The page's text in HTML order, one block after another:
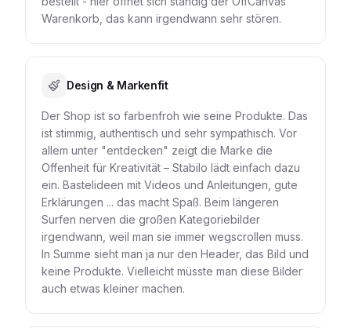
Warenkorb, das kann irgendwann sehr stören.
Design & Markenfit
Der Shop ist so farbenfroh wie seine Produkte. Das
ist stimmig, authentisch und sehr sympathisch. Vor
allem unter "entdecken" zeigt die Marke die
Offenheit für Kreativität – Stabilo lädt einfach dazu
ein. Bastelideen mit Videos und Anleitungen, gute
Erklärungen ... das macht Spaß. Beim längeren
Surfen nerven die großen Kategoriebilder
irgendwann, weil man sie immer wegscrollen muss.
In Summe sieht man ja nur den Header, das Bild und
keine Produkte. Vielleicht müsste man diese Bilder
auch etwas kleiner machen.